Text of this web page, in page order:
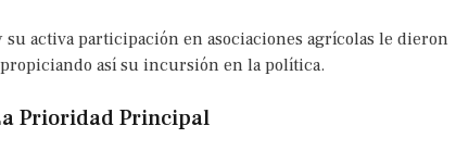
activa participación en asociaciones agrícolas le dieron
así su incursión en la política.
Prioridad Principal